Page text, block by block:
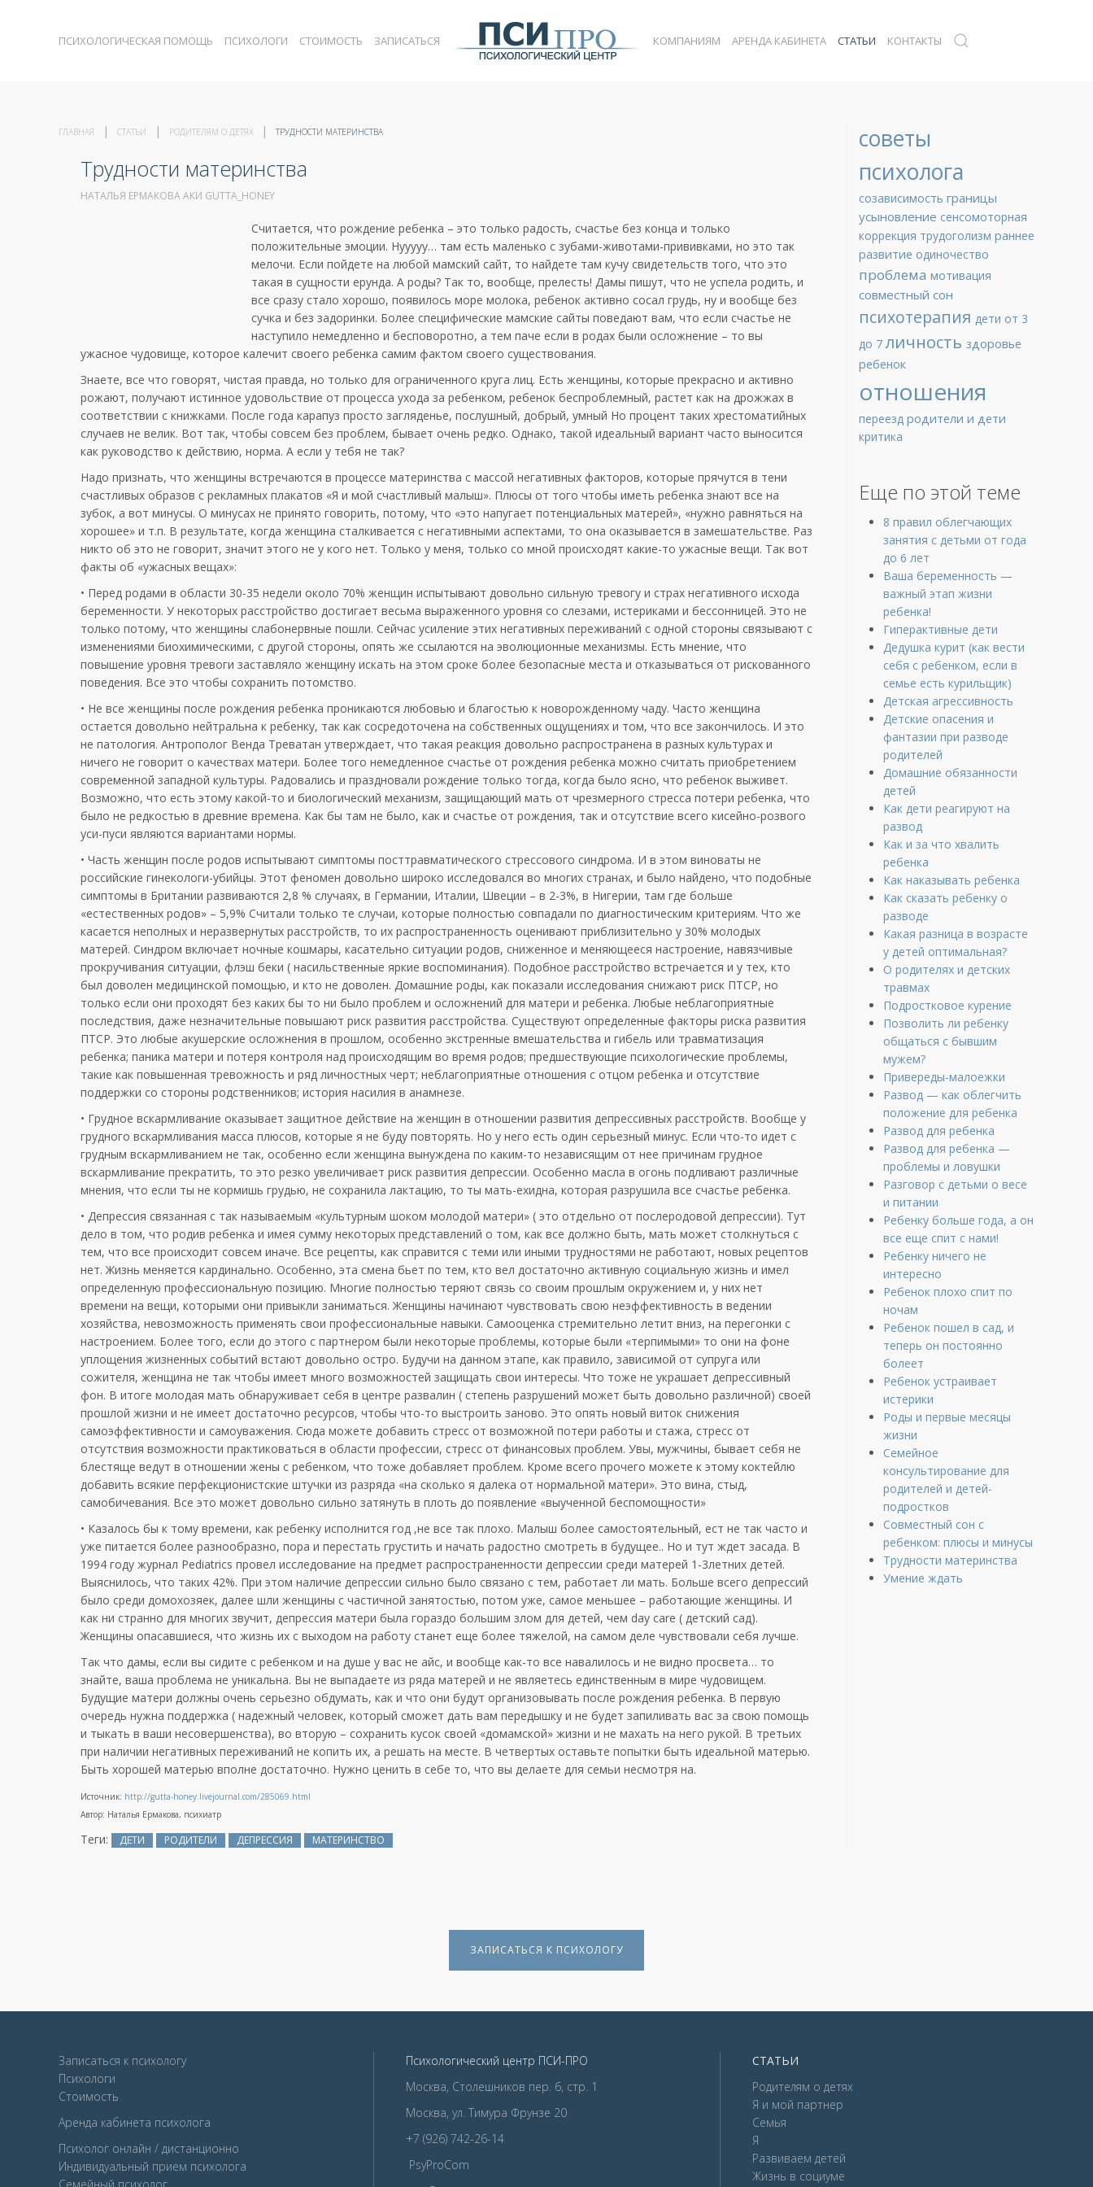
ПСИХОЛОГИЧЕСКАЯ ПОМОЩЬ ПСИХОЛОГИ СТОИМОСТЬ ЗАПИСАТЬСЯ КОМПАНИЯМ АРЕНДА КАБИНЕТА СТАТЬИ КОНТАКТЫ
ГЛАВНАЯ СТАТЬИ РОДИТЕЛЯМ О ДЕТЯХ ТРУДНОСТИ МАТЕРИНСТВА
Трудности материнства
НАТАЛЬЯ ЕРМАКОВА АКИ GUTTA_HONEY
Считается, что рождение ребенка – это только радость, счастье без конца и только
положительные эмоции. Нууууу… там есть маленько с зубами-животами-прививками, но это так
мелочи. Если пойдете на любой мамский сайт, то найдете там кучу свидетельств того, что это
такая в сущности ерунда. А роды? Так то, вообще, прелесть! Дамы пишут, что не успела родить, и
все сразу стало хорошо, появилось море молока, ребенок активно сосал грудь, ну и вообще без
сучка и без задоринки. Более специфические мамские сайты поведают вам, что если счастье не
наступило немедленно и бесповоротно, а тем паче если в родах были осложнение – то вы
ужасное чудовище, которое калечит своего ребенка самим фактом своего существования.
Знаете, все что говорят, чистая правда, но только для ограниченного круга лиц. Есть женщины, которые прекрасно и активно
рожают, получают истинное удовольствие от процесса ухода за ребенком, ребенок беспроблемный, растет как на дрожжах в
соответствии с книжками. После года карапуз просто загляденье, послушный, добрый, умный Но процент таких хрестоматийных
случаев не велик. Вот так, чтобы совсем без проблем, бывает очень редко. Однако, такой идеальный вариант часто выносится
как руководство к действию, норма. А если у тебя не так?
Надо признать, что женщины встречаются в процессе материнства с массой негативных факторов, которые прячутся в тени
счастливых образов с рекламных плакатов «Я и мой счастливый малыш». Плюсы от того чтобы иметь ребенка знают все на
зубок, а вот минусы. О минусах не принято говорить, потому, что «это напугает потенциальных матерей», «нужно равняться на
хорошее» и т.п. В результате, когда женщина сталкивается с негативными аспектами, то она оказывается в замешательстве. Раз
никто об это не говорит, значит этого не у кого нет. Только у меня, только со мной происходят какие-то ужасные вещи. Так вот
факты об «ужасных вещах»:
• Перед родами в области 30-35 недели около 70% женщин испытывают довольно сильную тревогу и страх негативного исхода
беременности. У некоторых расстройство достигает весьма выраженного уровня со слезами, истериками и бессонницей. Это не
только потому, что женщины слабонервные пошли. Сейчас усиление этих негативных переживаний с одной стороны связывают с
изменениями биохимическими, с другой стороны, опять же ссылаются на эволюционные механизмы. Есть мнение, что
повышение уровня тревоги заставляло женщину искать на этом сроке более безопасные места и отказываться от рискованного
поведения. Все это чтобы сохранить потомство.
• Не все женщины после рождения ребенка проникаются любовью и благостью к новорожденному чаду. Часто женщина
остается довольно нейтральна к ребенку, так как сосредоточена на собственных ощущениях и том, что все закончилось. И это
не патология. Антрополог Венда Треватан утверждает, что такая реакция довольно распространена в разных культурах и
ничего не говорит о качествах матери. Более того немедленное счастье от рождения ребенка можно считать приобретением
современной западной культуры. Радовались и праздновали рождение только тогда, когда было ясно, что ребенок выживет.
Возможно, что есть этому какой-то и биологический механизм, защищающий мать от чрезмерного стресса потери ребенка, что
было не редкостью в древние времена. Как бы там не было, как и счастье от рождения, так и отсутствие всего кисейно-розвого
уси-пуси являются вариантами нормы.
• Часть женщин после родов испытывают симптомы посттравматического стрессового синдрома. И в этом виноваты не
российские гинекологи-убийцы. Этот феномен довольно широко исследовался во многих странах, и было найдено, что подобные
симптомы в Британии развиваются 2,8 % случаях, в Германии, Италии, Швеции – в 2-3%, в Нигерии, там где больше
«естественных родов» – 5,9% Считали только те случаи, которые полностью совпадали по диагностическим критериям. Что же
касается неполных и неразвернутых расстройств, то их распространенность оценивают приблизительно у 30% молодых
матерей. Синдром включает ночные кошмары, касательно ситуации родов, сниженное и меняющееся настроение, навязчивые
прокручивания ситуации, флэш беки ( насильственные яркие воспоминания). Подобное расстройство встречается и у тех, кто
был доволен медицинской помощью, и кто не доволен. Домашние роды, как показали исследования снижают риск ПТСР, но
только если они проходят без каких бы то ни было проблем и осложнений для матери и ребенка. Любые неблагоприятные
последствия, даже незначительные повышают риск развития расстройства. Существуют определенные факторы риска развития
ПТСР. Это любые акушерские осложнения в прошлом, особенно экстренные вмешательства и гибель или травматизация
ребенка; паника матери и потеря контроля над происходящим во время родов; предшествующие психологические проблемы,
такие как повышенная тревожность и ряд личностных черт; неблагоприятные отношения с отцом ребенка и отсутствие
поддержки со стороны родственников; история насилия в анамнезе.
• Грудное вскармливание оказывает защитное действие на женщин в отношении развития депрессивных расстройств. Вообще у
грудного вскармливания масса плюсов, которые я не буду повторять. Но у него есть один серьезный минус. Если что-то идет с
грудным вскармливанием не так, особенно если женщина вынуждена по каким-то независящим от нее причинам грудное
вскармливание прекратить, то это резко увеличивает риск развития депрессии. Особенно масла в огонь подливают различные
мнения, что если ты не кормишь грудью, не сохранила лактацию, то ты мать-ехидна, которая разрушила все счастье ребенка.
• Депрессия связанная с так называемым «культурным шоком молодой матери» ( это отдельно от послеродовой депрессии). Тут
дело в том, что родив ребенка и имея сумму некоторых представлений о том, как все должно быть, мать может столкнуться с
тем, что все происходит совсем иначе. Все рецепты, как справится с теми или иными трудностями не работают, новых рецептов
нет. Жизнь меняется кардинально. Особенно, эта смена бьет по тем, кто вел достаточно активную социальную жизнь и имел
определенную профессиональную позицию. Многие полностью теряют связь со своим прошлым окружением и, у них нет
времени на вещи, которыми они привыкли заниматься. Женщины начинают чувствовать свою неэффективность в ведении
хозяйства, невозможность применять свои профессиональные навыки. Самооценка стремительно летит вниз, на перегонки с
настроением. Более того, если до этого с партнером были некоторые проблемы, которые были «терпимыми» то они на фоне
уплощения жизненных событий встают довольно остро. Будучи на данном этапе, как правило, зависимой от супруга или
сожителя, женщина не так чтобы имеет много возможностей защищать свои интересы. Что тоже не украшает депрессивный
фон. В итоге молодая мать обнаруживает себя в центре развалин ( степень разрушений может быть довольно различной) своей
прошлой жизни и не имеет достаточно ресурсов, чтобы что-то выстроить заново. Это опять новый виток снижения
самоэффективности и самоуважения. Сюда можете добавить стресс от возможной потери работы и стажа, стресс от
отсутствия возможности практиковаться в области профессии, стресс от финансовых проблем. Увы, мужчины, бывает себя не
блестяще ведут в отношении жены с ребенком, что тоже добавляет проблем. Кроме всего прочего можете к этому коктейлю
добавить всякие перфекционистские штучки из разряда «на сколько я далека от нормальной матери». Это вина, стыд,
самобичевания. Все это может довольно сильно затянуть в плоть до появление «выученной беспомощности»
• Казалось бы к тому времени, как ребенку исполнится год ,не все так плохо. Малыш более самостоятельный, ест не так часто и
уже питается более разнообразно, пора и перестать грустить и начать радостно смотреть в будущее.. Но и тут ждет засада. В
1994 году журнал Pediatrics провел исследование на предмет распространенности депрессии среди матерей 1-3летних детей.
Выяснилось, что таких 42%. При этом наличие депрессии сильно было связано с тем, работает ли мать. Больше всего депрессий
было среди домохозяек, далее шли женщины с частичной занятостью, потом уже, самое меньшее – работающие женщины. И
как ни странно для многих звучит, депрессия матери была гораздо большим злом для детей, чем day care ( детский сад).
Женщины опасавшиеся, что жизнь их с выходом на работу станет еще более тяжелой, на самом деле чувствовали себя лучше.
Так что дамы, если вы сидите с ребенком и на душе у вас не айс, и вообще как-то все навалилось и не видно просвета… то
знайте, ваша проблема не уникальна. Вы не выпадаете из ряда матерей и не являетесь единственным в мире чудовищем.
Будущие матери должны очень серьезно обдумать, как и что они будут организовывать после рождения ребенка. В первую
очередь нужна поддержка ( надежный человек, который сможет дать вам передышку и не будет запиливать вас за свою помощь
и тыкать в ваши несовершенства), во вторую – сохранить кусок своей «домамской» жизни и не махать на него рукой. В третьих
при наличии негативных переживаний не копить их, а решать на месте. В четвертых оставьте попытки быть идеальной матерью.
Быть хорошей матерью вполне достаточно. Нужно ценить в себе то, что вы делаете для семьи несмотря на.
Источник: http://gutta-honey.livejournal.com/285069.html
Автор: Наталья Ермакова, психиатр
Теги: ДЕТИ РОДИТЕЛИ ДЕПРЕССИЯ МАТЕРИНСТВО
советы
психолога
созависимость границы
усыновление сенсомоторная
коррекция трудоголизм раннее
развитие одиночество
проблема мотивация
совместный сон
психотерапия дети от 3
до 7личность здоровье
ребенок
отношения
переезд родители и дети
критика
Еще по этой теме
8 правил облегчающих
занятия с детьми от года
до 6 лет
Ваша беременность —
важный этап жизни
ребенка!
Гиперактивные дети
Дедушка курит (как вести
себя с ребенком, если в
семье есть курильщик)
Детская агрессивность
Детские опасения и
фантазии при разводе
родителей
Домашние обязанности
детей
Как дети реагируют на
развод
Как и за что хвалить
ребенка
Как наказывать ребенка
Как сказать ребенку о
разводе
Какая разница в возрасте
у детей оптимальная?
О родителях и детских
травмах
Подростковое курение
Позволить ли ребенку
общаться с бывшим
мужем?
Привереды-малоежки
Развод — как облегчить
положение для ребенка
Развод для ребенка
Развод для ребенка —
проблемы и ловушки
Разговор с детьми о весе
и питании
Ребенку больше года, а он
все еще спит с нами!
Ребенку ничего не
интересно
Ребенок плохо спит по
ночам
Ребенок пошел в сад, и
теперь он постоянно
болеет
Ребенок устраивает
истерики
Роды и первые месяцы
жизни
Семейное
консультирование для
родителей и детей-
подростков
Совместный сон с
ребенком: плюсы и минусы
Трудности материнства
Умение ждать
ЗАПИСАТЬСЯ К ПСИХОЛОГУ
Записаться к психологу
Психологи
Стоимость
Аренда кабинета психолога
Психолог онлайн / дистанционно
Индивидуальный прием психолога
Психологический центр ПСИ-ПРО
Москва, Столешников пер. 6, стр. 1
Москва, ул. Тимура Фрунзе 20
+7 (926) 742-26-14
PsyProCom
СТАТЬИ
Родителям о детях
Я и мой партнер
Семья
Я
Развиваем детей
Жизнь в социуме